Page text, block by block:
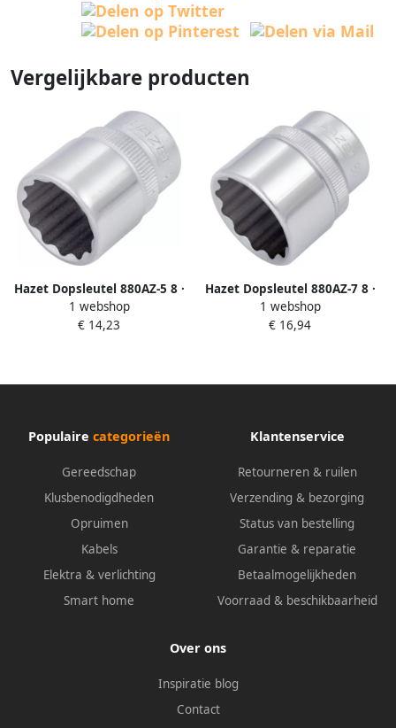
Vergelijkbare producten
Hazet Dopsleutel 880AZ-5 8 ·
3 8 inch (10 mm) vierkant hol
· Buitentwaalfkant
1 webshop
€ 14,23
Hazet Dopsleutel 880AZ-7 8 ·
3 8 inch (10 mm) vierkant hol
· Buitentwaalfkant
1 webshop
€ 16,94
Populaire categorieën
Gereedschap
Klusbenodigdheden
Opruimen
Kabels
Elektra & verlichting
Smart home
Klantenservice
Retourneren & ruilen
Verzending & bezorging
Status van bestelling
Garantie & reparatie
Betaalmogelijkheden
Voorraad & beschikbaarheid
Over ons
Inspiratie blog
Contact